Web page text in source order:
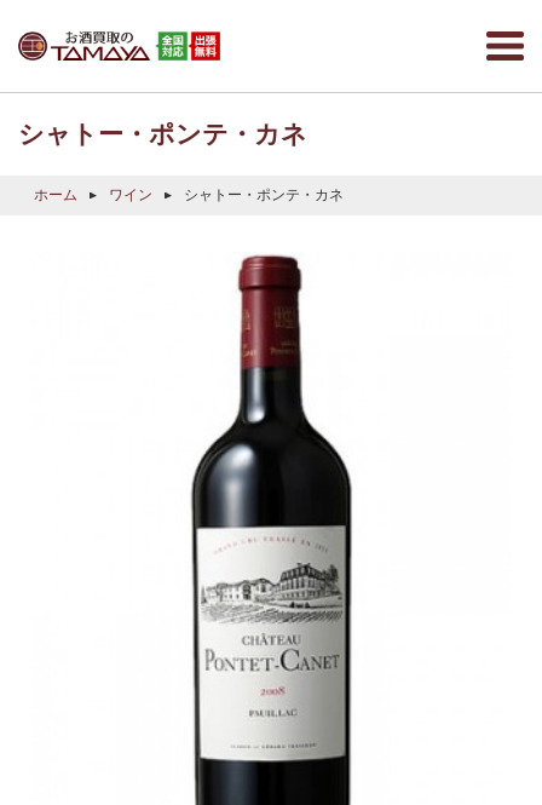
シャトー・ポンテ・カネ
ホーム ワイン シャトー・ポンテ・カネ